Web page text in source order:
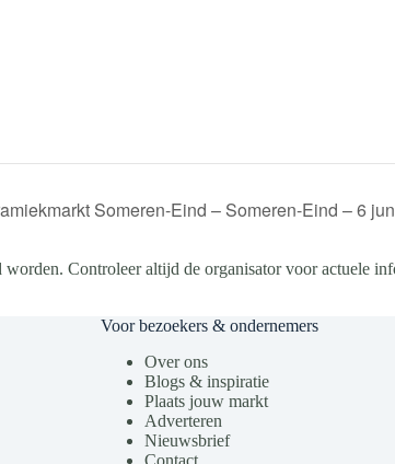
Someren-Eind – Someren-Eind – 6
Controleer altijd de organisator voor actuele
Voor bezoekers & ondernemers
Over ons
Blogs & inspiratie
Plaats jouw markt
Adverteren
Nieuwsbrief
Contact